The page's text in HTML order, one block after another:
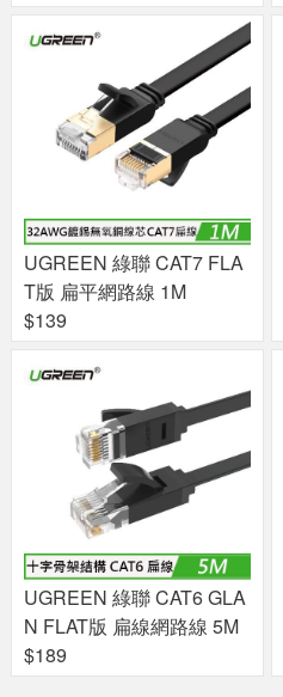
UGREEN 綠聯 CAT7 FLA
T版 扁平網路線 1M
$139
UGREEN 綠聯 CAT6 GLA
N FLAT版 扁線網路線 5M
$189